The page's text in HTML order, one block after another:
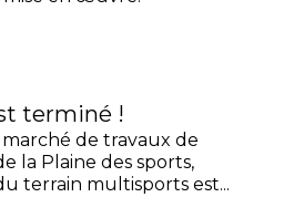
terminé !
de travaux de
la Plaine des sports,
terrain multisports est...